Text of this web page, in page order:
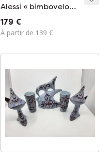
Alessi « bimboveloce
»
179 €
À partir de 139 €